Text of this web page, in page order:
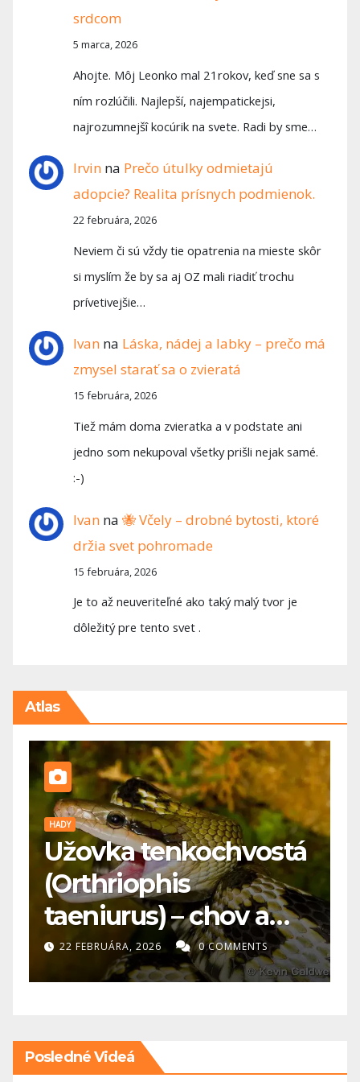
srdcom
5 marca, 2026
Ahojte. Môj Leonko mal 21rokov, keď sne sa s
ním rozlúčili. Najlepší, najempatickejsi,
najrozumnejšî kocúrik na svete. Radi by sme…
Irvin na Prečo útulky odmietajú
adopcie? Realita prísnych podmienok.
22 februára, 2026
Neviem či sú vždy tie opatrenia na mieste skôr
si myslím že by sa aj OZ mali riadiť trochu
prívetivejšie…
Ivan na Láska, nádej a labky – prečo má
zmysel starať sa o zvieratá
15 februára, 2026
Tiež mám doma zvieratka a v podstate ani
jedno som nekupoval všetky prišli nejak samé.
:-)
Ivan na🐝 Včely – drobné bytosti, ktoré
držia svet pohromade
15 februára, 2026
Je to až neuveriteľné ako taký malý tvor je
dôležitý pre tento svet .
Atlas
HADY
Užovka tenkochvostá
(Orthriophis
taeniurus) – chov a
starostlivosť
22 FEBRUÁRA, 2026 0 COMMENTS
Posledné Videá